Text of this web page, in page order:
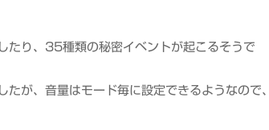
たり、35種類の秘密イベントが起こるそうで
が、音量はモード毎に設定できるようなので、